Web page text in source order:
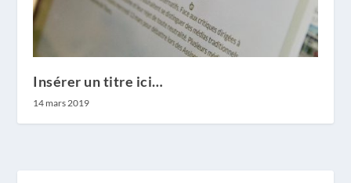
Insérer un titre ici…
14 mars 2019